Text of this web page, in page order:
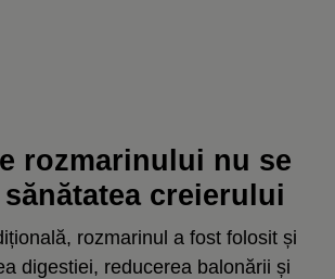
rozmarinului nu se
creierului
rozmarinul a fost folosit și
digestiei, reducerea balonării și